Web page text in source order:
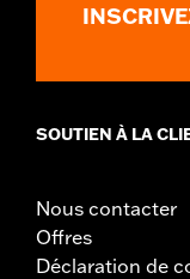
SOUTIEN À LA
Nous contacter
Offres
Déclaration de